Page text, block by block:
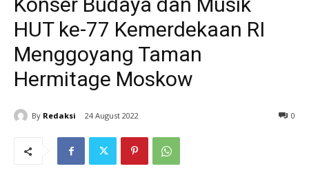
HUT ke-77 Kemerdekaan RI
Menggoyang Taman
Hermitage Moskow
By Redaksi 24 August 2022 0